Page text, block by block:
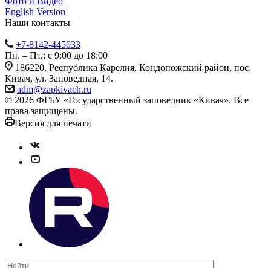
English Version
Наши контакты
+7-8142-445033
Пн. – Пт.: с 9:00 до 18:00
186220, Республика Карелия, Кондопожский район, пос.
Кивач, ул. Заповедная, 14.
adm@zapkivach.ru
© 2026 ФГБУ «Государственный заповедник «Кивач». Все
права защищены.
Версия для печати